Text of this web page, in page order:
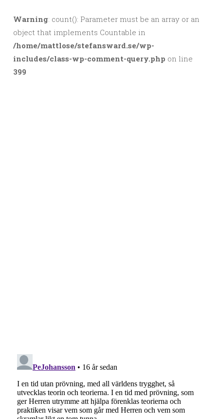
Warning: count(): Parameter must be an array or an
object that implements Countable in
/home/mattlose/stefansward.se/wp-
includes/class-wp-comment-query.php on line
399